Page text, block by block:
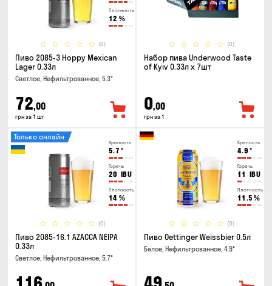
Плотность
12 %
(0)
Пиво 2085-3 Hoppy Mexican
Lager 0.33л
Светлое, Нефильтрованное, 5.3°
72,00
грн за 1 шт
(0)
Набор пива Underwood Taste
of Kyiv 0.33л x 7шт
0,00
грн за 1
Крепость
5.7 °
Горечь
20 IBU
Плотность
14 %
(0)
Только онлайн
Пиво 2085-16.1 AZACCA NEIPA
0.33л
Светлое, Нефильтрованное, 5.7°
Крепость
4.9 °
Горечь
11 IBU
Плотность
11.5 %
(0)
Пиво Oettinger Weissbier 0.5л
Белое, Нефильтрованное, 4.9°